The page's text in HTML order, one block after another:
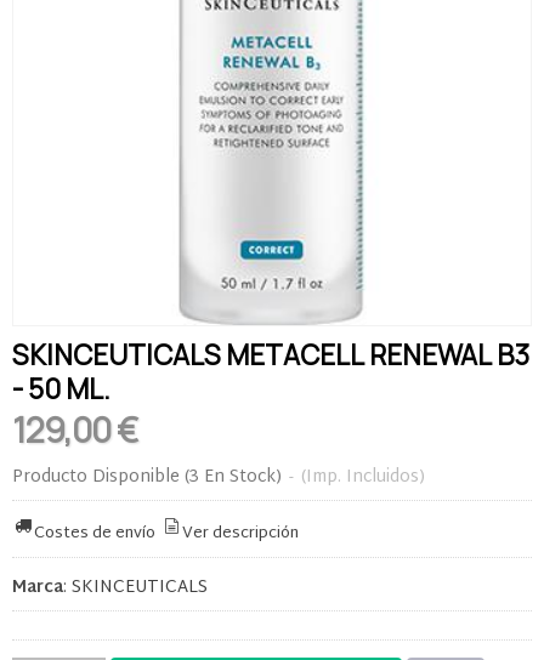
SKINCEUTICALS METACELL RENEWAL B3
- 50 ML.
129,00 €
Producto Disponible (3 En Stock) - (Imp. Incluidos)
Costes de envío Ver descripción
Marca: SKINCEUTICALS